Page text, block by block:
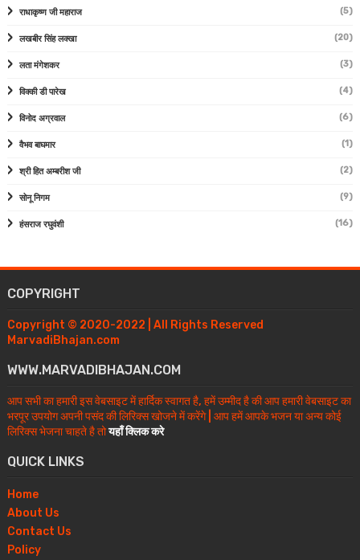
राधाकृष्ण जी महाराज (5)
लखबीर सिंह लक्खा (20)
लता मंगेशकर (3)
विक्की डी पारेख (4)
विनोद अग्रवाल (6)
वैभव बाघमार (1)
श्री हित अम्बरीश जी (2)
सोनू निगम (9)
हंसराज रघुवंशी (16)
COPYRIGHT
Copyright © 2020-2022 | All Rights Reserved
MarvadiBhajan.com
WWW.MARVADIBHAJAN.COM
आप सभी का हमारी इस वेबसाइट में हार्दिक स्वागत है, हमें उम्मीद है की आप हमारी वेबसाइट का
भरपूर उपयोग अपनी पसंद की लिरिक्स खोजने में करेंगे | आप हमें आपके भजन या अन्य कोई
लिरिक्स भेजना चाहते है तोयहाँ क्लिक करे
QUICK LINKS
Home
About Us
Contact Us
Policy